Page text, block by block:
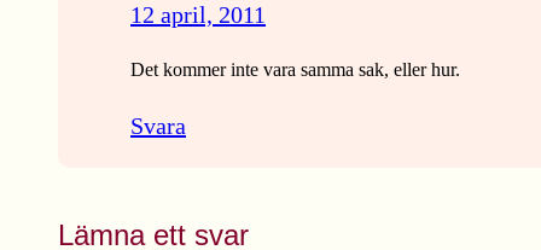
12 april, 2011
Det kommer inte vara samma sak, eller hur.
Svara
Lämna ett svar